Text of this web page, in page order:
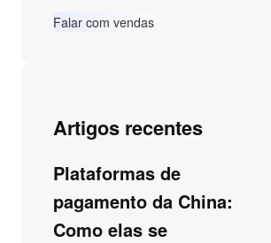
Falar com vendas
Artigos recentes
Plataformas de
pagamento da China:
Como elas se